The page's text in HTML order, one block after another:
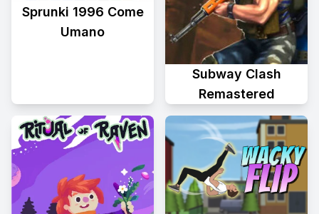
Sprunki 1996 Come
Umano
Subway Clash
Remastered